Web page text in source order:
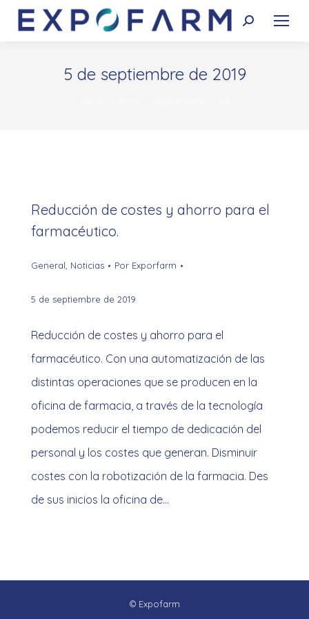
Buscar:
5 de septiembre de 2019
Reducción de costes y ahorro para el
farmacéutico.
General Noticias Por Exporfarm
5 de septiembre de 2019
Reducción de costes y ahorro para el
farmacéutico. Con una automatización de las
distintas operaciones que se producen en la
oficina de farmacia, a través de la tecnología
podemos reducir el tiempo de dedicación del
personal y los costes que generan. Disminuir
costes con la robotización de la farmacia. Des
de sus inicios la oficina de…
© Expofarm